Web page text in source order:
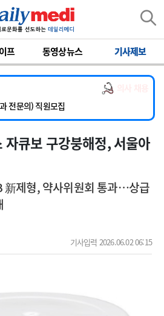
프 동영상뉴스 기사제보
인턴 모집
학과 임기제 임상의사 채용
(소아응급전담) 계약직 의사 공개채용
전문의) 직원모집
(레지던트1년차) 모집
인턴 모집
학과 임기제 임상의사 채용
자큐보 구강붕해정, 서울아
新제형, 약사위원회 통과…상급
기사입력 2026.06.02 06:15